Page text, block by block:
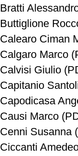
Bratti
Buttiglione
Calearo Ciman
Calgaro Marco
Calvisi Giulio
Capitanio
Capodicasa
Causi Marco
Cenni Susanna
Ciccanti